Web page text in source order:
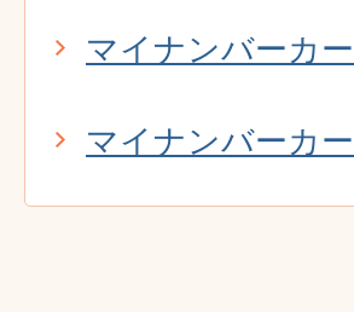
マイナンバーカ
マイナンバーカ